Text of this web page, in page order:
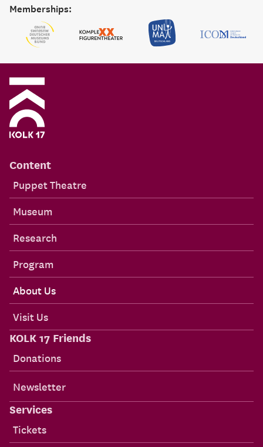
Memberships:
Content
Puppet Theatre
Museum
Research
Program
About Us
Visit Us
KOLK 17 Friends
Donations
Newsletter
Services
Tickets